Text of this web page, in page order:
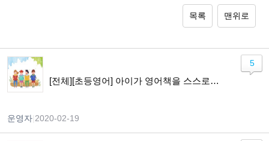
목록 맨위로
[전체][초등영어] 아이가 영어책을 스스로 읽기까지
운영자 2020-02-19
5